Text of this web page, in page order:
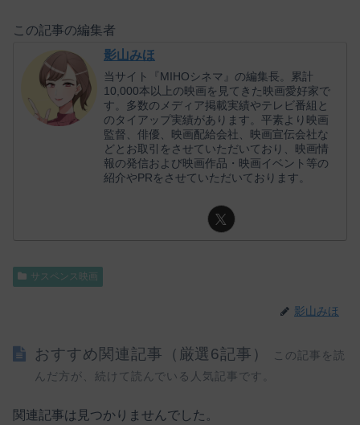
この記事の編集者
影山みほ
当サイト『MIHOシネマ』の編集長。累計
10,000本以上の映画を見てきた映画愛好家で
す。多数のメディア掲載実績やテレビ番組と
のタイアップ実績があります。平素より映画
監督、俳優、映画配給会社、映画宣伝会社な
どとお取引をさせていただいており、映画情
報の発信および映画作品・映画イベント等の
紹介やPRをさせていただいております。
サスペンス映画
影山みほ
おすすめ関連記事（厳選6記事）
この記事を読
んだ方が、続けて読んでいる人気記事です。
関連記事は見つかりませんでした。